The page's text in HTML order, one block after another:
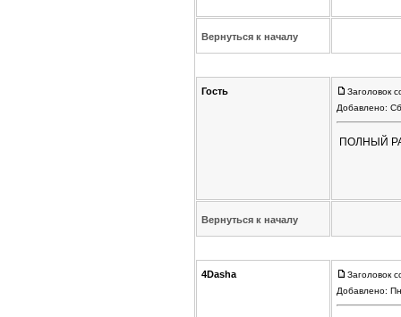
Вернуться к началу
Гость
Заголовок
Добавлено:
ПОЛНЫЙ
Вернуться к началу
4Dasha
Заголовок
Добавлено: